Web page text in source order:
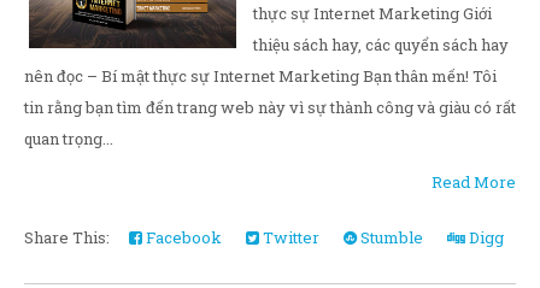
thực sự Internet Marketing Giới
thiệu sách hay, các quyển sách hay
nên đọc – Bí mật thực sự Internet Marketing Bạn thân mến! Tôi
tin rằng bạn tìm đến trang web này vì sự thành công và giàu có rất
quan trọng...
Read More
Share This: Facebook Twitter Stumble Digg